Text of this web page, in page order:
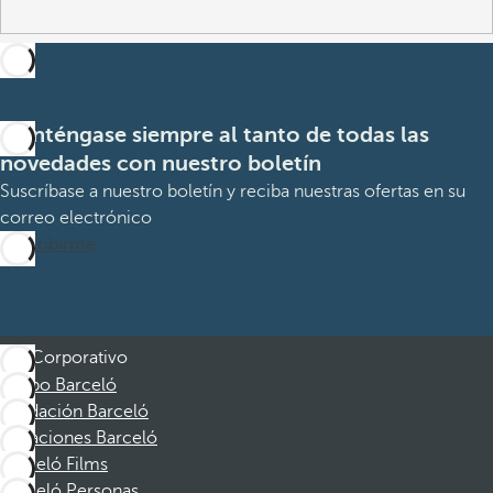
Manténgase siempre al tanto de todas las
novedades con nuestro boletín
Suscríbase a nuestro boletín y reciba nuestras ofertas en su
correo electrónico
Suscribirme
Corporativo
Grupo Barceló
Fundación Barceló
Vacaciones Barceló
Barceló Films